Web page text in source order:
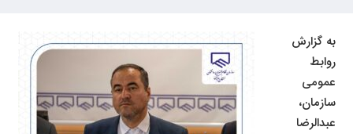
به گزارش
روابط
عمومی
سازمان،
عبدالرضا